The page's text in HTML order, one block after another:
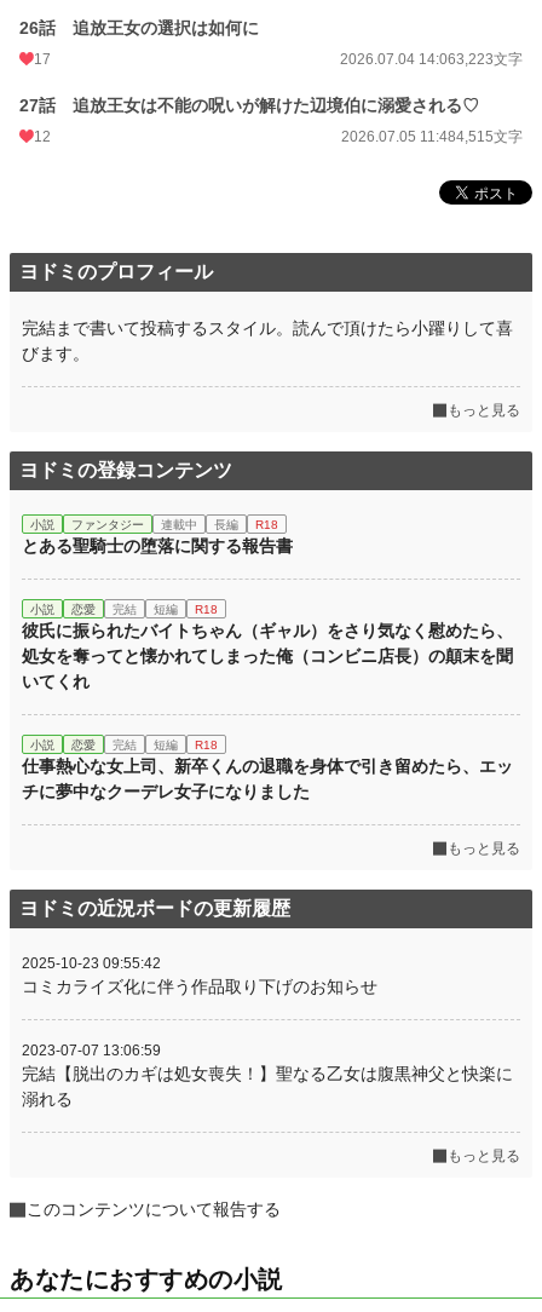
26話 追放王女の選択は如何に
17 2026.07.04 14:063,223文字
27話 追放王女は不能の呪いが解けた辺境伯に溺愛される♡
12 2026.07.05 11:484,515文字
ヨドミのプロフィール
完結まで書いて投稿するスタイル。読んで頂けたら小躍りして喜
びます。
もっと見る
ヨドミの登録コンテンツ
小説 ファンタジー 連載中 長編 R18
とある聖騎士の堕落に関する報告書
小説 恋愛 完結 短編 R18
彼氏に振られたバイトちゃん（ギャル）をさり気なく慰めたら、
処女を奪ってと懐かれてしまった俺（コンビニ店長）の顛末を聞
いてくれ
小説 恋愛 完結 短編 R18
仕事熱心な女上司、新卒くんの退職を身体で引き留めたら、エッ
チに夢中なクーデレ女子になりました
もっと見る
ヨドミの近況ボードの更新履歴
2025-10-23 09:55:42
コミカライズ化に伴う作品取り下げのお知らせ
2023-07-07 13:06:59
完結【脱出のカギは処女喪失！】聖なる乙女は腹黒神父と快楽に
溺れる
もっと見る
このコンテンツについて報告する
あなたにおすすめの小説